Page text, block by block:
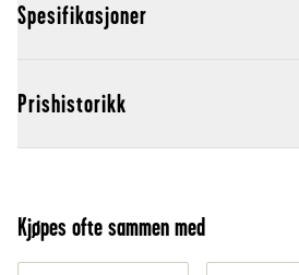
Spesifikasjoner
Prishistorikk
Kjøpes ofte sammen med